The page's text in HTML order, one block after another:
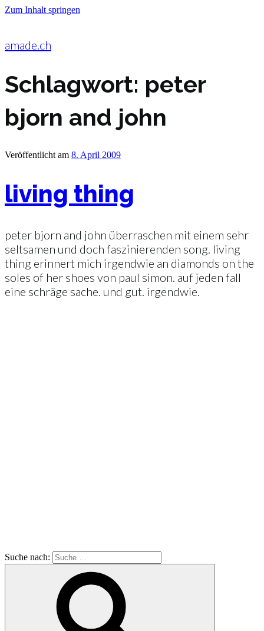
Zum Inhalt springen
amade.ch
Schlagwort: peter
bjorn and john
Veröffentlicht am 8. April 2009
living thing
peter bjorn and john überraschen mit einem sehr
seltsamen und doch faszinierenden song. living
thing erinnert mich irgendwie an diamonds on the
soles of her shoes von paul simon. auf jeden fall
eine schräge sache. und gut. irgendwie.
Suche nach: